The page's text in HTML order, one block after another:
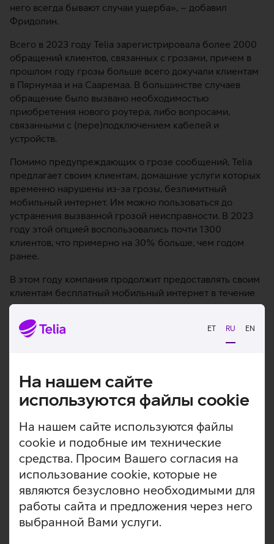
ET RU EN
На нашем сайте
используются файлы cookie
На нашем сайте используются файлы
cookie и подобные им технические
средства. Просим Вашего согласия на
использование cookie, которые не
являются безусловно необходимыми для
работы сайта и предложения через него
выбранной Вами услуги.
него всегда бывают случаи ущерба», – добавил
Фридолин.
Всего в 2023 году Telia зарегистрировала более 2000
обращений клиентов, связанных с грозами, причем в
прошлом году грозы больше всего докучали клиентам
в Пярнумаа и на Сааремаа. В большинстве случаев
обращение было вызвано необходимостью
приобретения нового роутера, либо вопросами,
связанными с (пере)подключением кабелей и
устройств.
Помимо предупреждающих о грозе сообщений, Telia
предлагает своим клиентам, домашние услуги которых
временно нарушены из-за грозы, безлимитный
мобильный интернет. Им можно пользоваться до
устранения вызванной грозой неисправности. В 2023
году этой опцией воспользовались почти 1300
клиентов, что примерно на 30% больше, чем годом
ранее.
В этом году компания продолжит предоставлять своим
клиентам бесплатный мобильный интернет в течение
грозового периода.
Как самому защитить свою домашнюю электронику
Выньте провода и кабели из розеток
Услышав раскаты грома или надолго уезжая из дома,
электросети. Также следует вынуть из розеток
интернет-кабель и другие антенные кабели. Важно
отключить их именно от настенной розетки, а не от
устройства, так как удар молнии по-прежнему может
повредить кабели в розетке.
Обеспечьте защиту от скачков напряжения
Сетевые фильтры защищают от перенапряжения, к
ним можно подключить несколько устройств